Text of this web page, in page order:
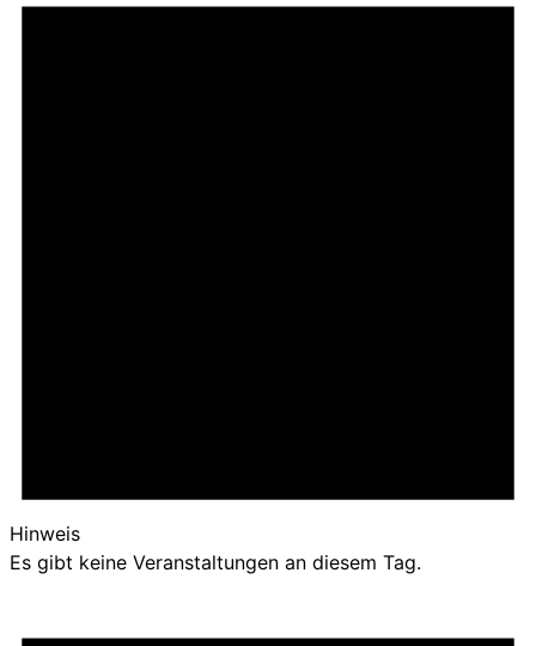
Hinweis
Es gibt keine Veranstaltungen an diesem Tag.